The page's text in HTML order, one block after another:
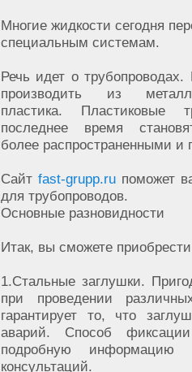
Многие жидкости сегодня
специальным системам.
Речь идет о трубопроводах.
производить из
пластика. Пластиковые
последнее время
более распространенными и
Сайт fast-grupp.ru поможет
для трубопроводов.
Основные разновидности
Итак, вы сможете
1.Стальные заглушки.
при проведении
гарантирует то, что
аварий. Способ
подробную
консультаций.